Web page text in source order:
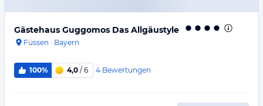
Gästehaus Guggomos Das Allgäustyle
Füssen · Bayern
100% 4,0 / 6 4 Bewertungen